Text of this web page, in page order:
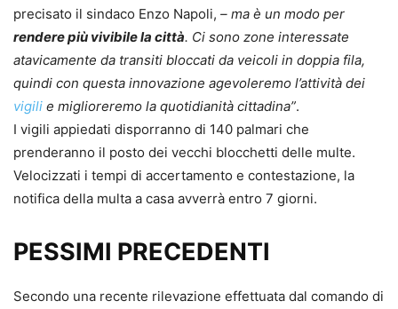
precisato il sindaco Enzo Napoli, – ma è un modo per
rendere più vivibile la città. Ci sono zone interessate
atavicamente da transiti bloccati da veicoli in doppia fila,
quindi con questa innovazione agevoleremo l’attività dei
vigili e miglioreremo la quotidianità cittadina”.
I vigili appiedati disporranno di 140 palmari che
prenderanno il posto dei vecchi blocchetti delle multe.
Velocizzati i tempi di accertamento e contestazione, la
notifica della multa a casa avverrà entro 7 giorni.
PESSIMI PRECEDENTI
Secondo una recente rilevazione effettuata dal comando di